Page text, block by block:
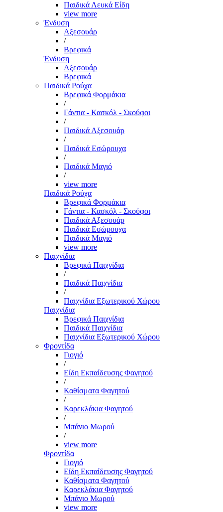
Παιδικά Λευκά Είδη
view more
Ένδυση
Αξεσουάρ
/
Βρεφικά
Ένδυση
Αξεσουάρ
Βρεφικά
Παιδικά Ρούχα
Βρεφικά Φορμάκια
/
Γάντια - Κασκόλ - Σκούφοι
/
Παιδικά Αξεσουάρ
/
Παιδικά Εσώρουχα
/
Παιδικά Μαγιό
/
view more
Παιδικά Ρούχα
Βρεφικά Φορμάκια
Γάντια - Κασκόλ - Σκούφοι
Παιδικά Αξεσουάρ
Παιδικά Εσώρουχα
Παιδικά Μαγιό
view more
Παιχνίδια
Βρεφικά Παιχνίδια
/
Παιδικά Παιχνίδια
/
Παιχνίδια Εξωτερικού Χώρου
Παιχνίδια
Βρεφικά Παιχνίδια
Παιδικά Παιχνίδια
Παιχνίδια Εξωτερικού Χώρου
Φροντίδα
Γιογιό
/
Είδη Εκπαίδευσης Φαγητού
/
Καθίσματα Φαγητού
/
Καρεκλάκια Φαγητού
/
Μπάνιο Μωρού
/
view more
Φροντίδα
Γιογιό
Είδη Εκπαίδευσης Φαγητού
Καθίσματα Φαγητού
Καρεκλάκια Φαγητού
Μπάνιο Μωρού
view more